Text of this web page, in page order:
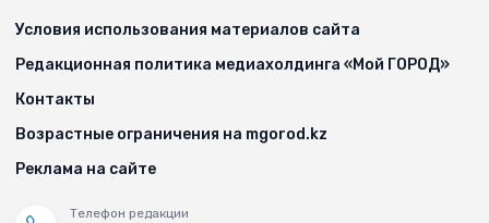
Условия использования материалов сайта
Редакционная политика медиахолдинга «Мой ГОРОД»
Контакты
Возрастные ограничения на mgorod.kz
Реклама на сайте
Телефон редакции